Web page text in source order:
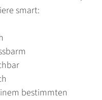
smart:
bestimmten